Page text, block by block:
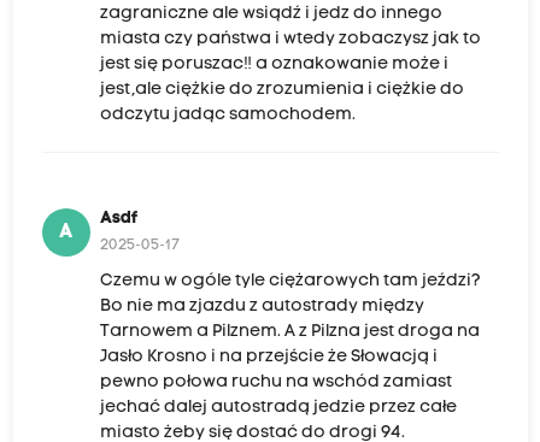
zagraniczne ale wsiądź i jedz do innego
miasta czy państwa i wtedy zobaczysz jak to
jest się poruszac‼️ a oznakowanie może i
jest,ale ciężkie do zrozumienia i ciężkie do
odczytu jadąc samochodem.
A
Asdf
2025-05-17
Czemu w ogóle tyle ciężarowych tam jeździ?
Bo nie ma zjazdu z autostrady między
Tarnowem a Pilznem. A z Pilzna jest droga na
Jasło Krosno i na przejście że Słowacją i
pewno połowa ruchu na wschód zamiast
jechać dalej autostradą jedzie przez całe
miasto żeby się dostać do drogi 94.